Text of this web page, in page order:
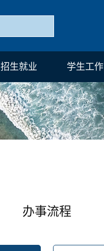
招生就业 学生工作
办事流程